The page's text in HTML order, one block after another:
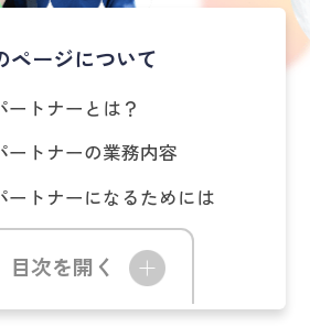
ページについて
トナーとは？
ートナーの業務内容
ートナーになるためには
目次を開く